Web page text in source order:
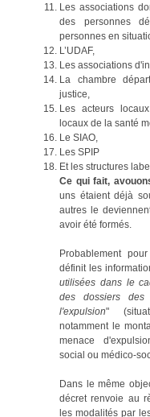
Les associations
des personnes
personnes en
L’UDAF,
Les associations
La chambre
justice,
Les acteurs
locaux de la santé
Le SIAO,
Les SPIP
Et les structures
Ce qui fait,
uns étaient déjà
autres le
avoir été formés.
Probablement
définit les
utilisées dans le
des dossiers
l'expulsion"
notamment le
menace
social ou médico-
Dans le même
décret renvoie au
les modalités par